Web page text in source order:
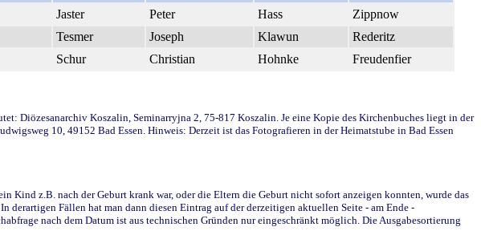
Jaster Peter Hass
Zippnow
Tesmer Joseph Klawun
Rederitz
Schur Christian Hohnke Freudenfier
Diözesanarchiv Koszalin, Seminarryjna 2, 75-817 Koszalin. Je eine Kopie des Kirchenbuches liegt in der
10, 49152 Bad Essen. Hinweis: Derzeit ist das Fotografieren in der Heimatstube in Bad Essen
Kind z.B. nach der Geburt krank war, oder die Eltern die Geburt nicht sofort anzeigen konnten, wurde das
Fällen hat man dann diesen Eintrag auf der derzeitigen aktuellen Seite - am Ende -
nach dem Datum ist aus technischen Gründen nur eingeschränkt möglich. Die Ausgabesortierung